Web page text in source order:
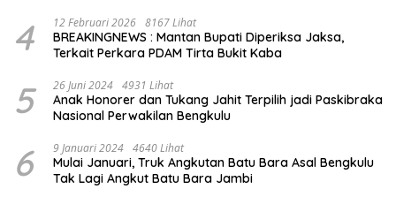
4 12 Februari 2026 8167 Lihat
BREAKINGNEWS : Mantan Bupati Diperiksa Jaksa,
Terkait Perkara PDAM Tirta Bukit Kaba
5 26 Juni 2024 4931 Lihat
Anak Honorer dan Tukang Jahit Terpilih jadi Paskibraka
Nasional Perwakilan Bengkulu
6 9 Januari 2024 4640 Lihat
Mulai Januari, Truk Angkutan Batu Bara Asal Bengkulu
Tak Lagi Angkut Batu Bara Jambi